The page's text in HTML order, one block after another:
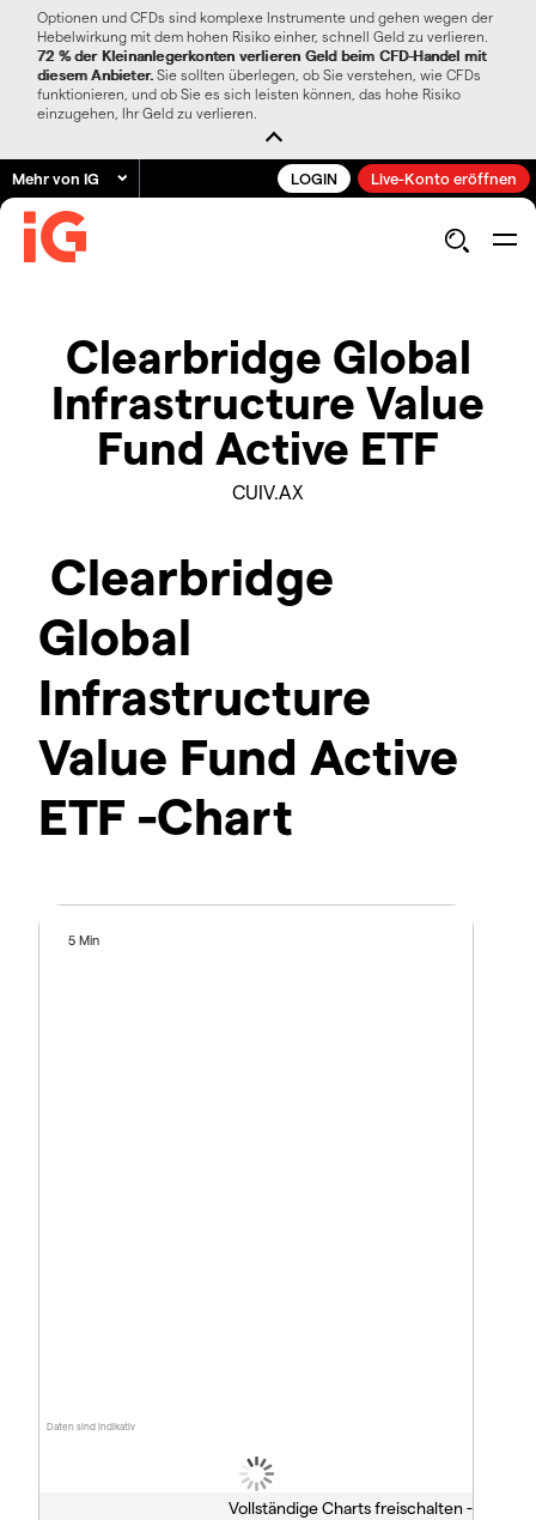
Optionen und CFDs sind komplexe Instrumente und gehen wegen der
Hebelwirkung mit dem hohen Risiko einher, schnell Geld zu verlieren.
72 % der Kleinanlegerkonten verlieren Geld beim CFD-Handel mit
diesem Anbieter. Sie sollten überlegen, ob Sie verstehen, wie CFDs
funktionieren, und ob Sie es sich leisten können, das hohe Risiko
einzugehen, Ihr Geld zu verlieren.
Mehr von IG LOGIN Live-Konto eröffnen
Clearbridge Global
Infrastructure Value
Fund Active ETF
CUIV.AX
Clearbridge
Global
Infrastructure
Value Fund Active
ETF -Chart
Daten sind indikativ
5 Min
Vollständige Charts freischalten -